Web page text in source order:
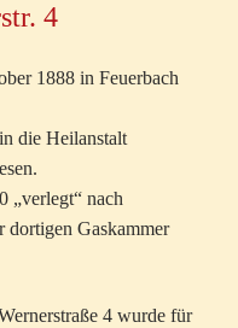
4
1888 in Feuerbach
die Heilanstalt
„verlegt“ nach
dortigen Gaskammer
4 wurde für